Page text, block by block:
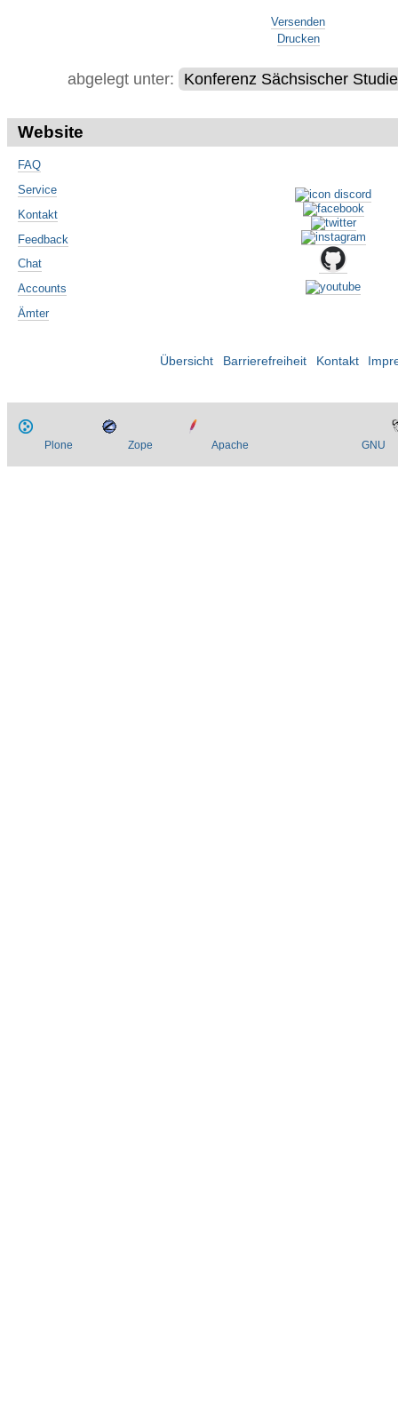
Versenden
Drucken
abgelegt unter: Konferenz Sächsischer
Website
FAQ
Service
Kontakt
Feedback
Chat
Accounts
Ämter
Übersicht Barrierefreiheit Kontakt
Plone Zope Apache GNU